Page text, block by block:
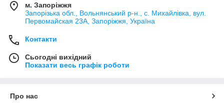
м. Запоріжжя
Запорізька обл., Вольнянський р-н., с. Михайлівка, вул.
Первомайская 23А, Запоріжжя, Україна
Контакти
Сьогодні вихідний
Показати весь графік роботи
Про нас